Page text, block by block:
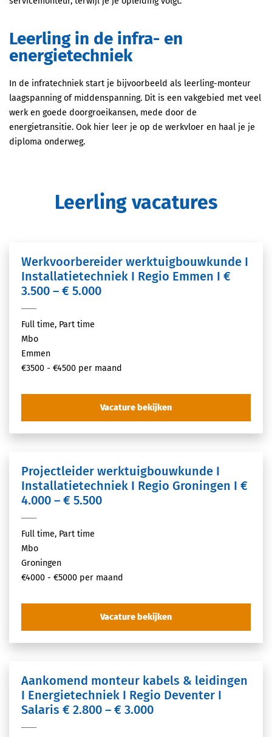
Leerling in de infra- en
energietechniek
In de infratechniek start je bijvoorbeeld als leerling-monteur
laagspanning of middenspanning. Dit is een vakgebied met veel
werk en goede doorgroeikansen, mede door de
energietransitie. Ook hier leer je op de werkvloer en haal je je
diploma onderweg.
Leerling vacatures
Werkvoorbereider werktuigbouwkunde I
Installatietechniek I Regio Emmen I €
3.500 – € 5.000
Full time, Part time
Mbo
Emmen
€3500 - €4500 per maand
Vacature bekijken
Projectleider werktuigbouwkunde I
Installatietechniek I Regio Groningen I €
4.000 – € 5.500
Full time, Part time
Mbo
Groningen
€4000 - €5000 per maand
Vacature bekijken
Aankomend monteur kabels & leidingen
I Energietechniek I Regio Deventer I
Salaris € 2.800 – € 3.000